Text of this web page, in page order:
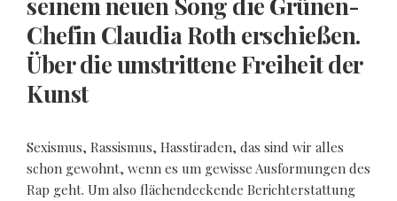
Chefin Claudia Roth erschießen.
Über die umstrittene Freiheit der
Kunst
Sexismus, Rassismus, Hasstiraden, das sind wir alles
schon gewohnt, wenn es um gewisse Ausformungen des
Rap geht. Um also flächendeckende Berichterstattung